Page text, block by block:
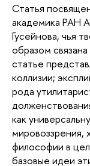
Статья
академика РАН
Гусейнова, чья
образом
статье
коллизии;
рода
как
мировоззрения,
философии в
базовые идеи